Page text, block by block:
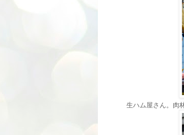
生ハム屋さん。肉